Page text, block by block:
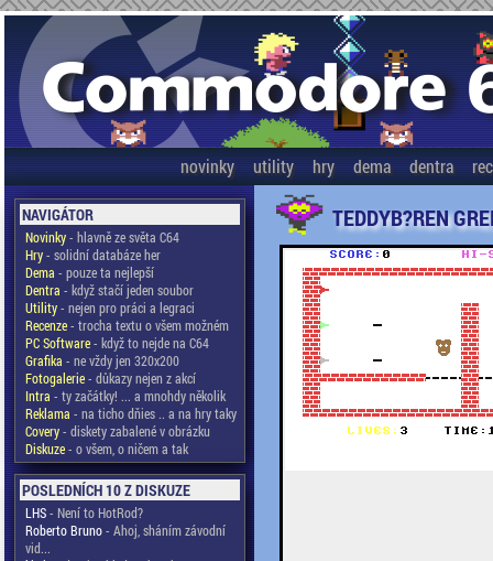
novinky utility hry dema dentra
NAVIGÁTOR
Novinky- hlavně ze světa C64
Hry- solidní databáze her
Dema - pouze ta nejlepší
Dentra - když stačí jeden soubor
Utility- nejen pro práci a legraci
Recenze- trocha textu o všem možném
PC Software- když to nejde na C64
Grafika - ne vždy jen 320x200
Fotogalerie- důkazy nejen z akcí
Intra - ty začátky! ... a mnohdy několik
Reklama - na ticho dňies .. a na hry taky
Covery- diskety zabalené v obrázku
Diskuze- o všem, o ničem a tak
POSLEDNÍCH 10 Z DISKUZE
LHS- Není to HotRod?
Roberto Bruno- Ahoj, sháním závodní
vid...
TEDDYB?REN